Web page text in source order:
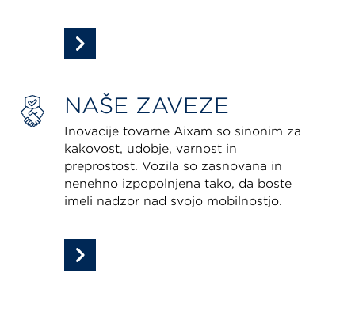
NAŠE ZAVEZE
Inovacije tovarne Aixam so sinonim za
kakovost, udobje, varnost in
preprostost. Vozila so zasnovana in
nenehno izpopolnjena tako, da boste
imeli nadzor nad svojo mobilnostjo.